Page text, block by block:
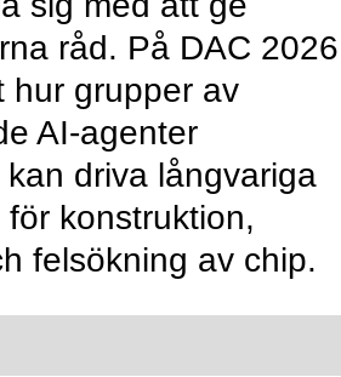
råd. På DAC 2026
hur grupper av
AI-agenter
driva långvariga
konstruktion,
felsökning av chip.